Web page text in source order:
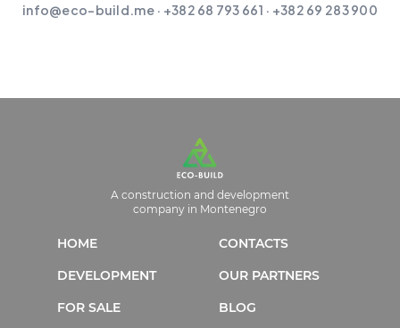
info@eco-build.me· +382 68 793 661 · +382 69 283 900
A construction and development
company in Montenegro
HOME
DEVELOPMENT
FOR SALE
CONTACTS
OUR PARTNERS
BLOG